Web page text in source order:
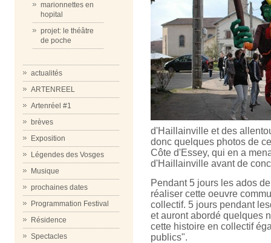
marionnettes en
hopital
projet: le théâtre
de poche
actualités
ARTENREEL
Artenréel #1
brèves
Exposition
Légendes des Vosges
Musique
prochaines dates
Programmation Festival
Résidence
Spectacles
d'Haillainville et des
donc quelques photos de
Côte d'Essey, qui en a
d'Haillainville avant de
Pendant 5 jours les ados
réaliser cette oeuvre
collectif. 5 jours pendant
et auront abordé quelques
cette histoire en collectif
publics".